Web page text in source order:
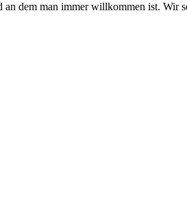
dem man immer willkommen ist. Wir